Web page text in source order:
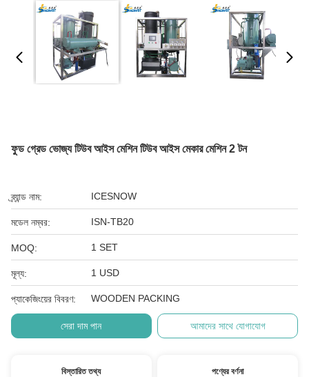
ফুড গ্রেড ভোজ্য টিউব আইস মেশিন টিউব আইস মেকার মেশিন 2 টন
ব্র্যান্ড নাম: ICESNOW
মডেল নম্বর: ISN-TB20
MOQ: 1 SET
মূল্য: 1 USD
প্যাকেজিংয়ের বিবরণ: WOODEN PACKING
সেরা দাম পান আমাদের সাথে যোগাযোগ
বিস্তারিত তথ্য পণ্যের বর্ণনা